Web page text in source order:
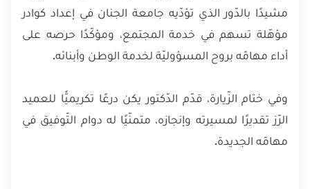
مشيدًا بالدّور الذي تؤدّيه جامعة الجنان في إعداد كوادر
مؤهّلة تسهم في خدمة المجتمع، ومؤكّدًا حرصه على
أداء مهامّه بروح المسؤوليّة لخدمة الوطن وأبنائه.
وفي ختام الزّيارة، قدّم الدّكتور يكن درعًا تكريميًّا للعميد
الرّز تقديرًا لمسيرته وإنجازه، متمنّيًا له دوام التّوفيق في
مهامّه الجديدة.